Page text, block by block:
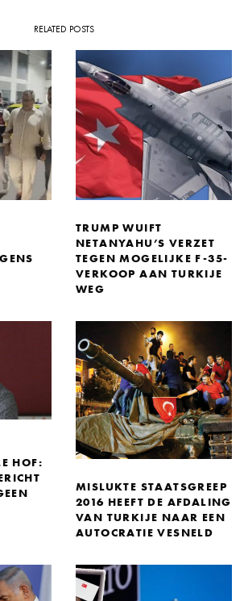
RELATED POSTS
TRUMP WUIFT
NETANYAHU’S VERZET
TEGEN MOGELIJKE F-35-
VERKOOP AAN TURKIJE
WEG
HOF:
MISLUKTE STAATSGREEP
2016 HEEFT DE AFDALING
VAN TURKIJE NAAR EEN
AUTOCRATIE VESNELD